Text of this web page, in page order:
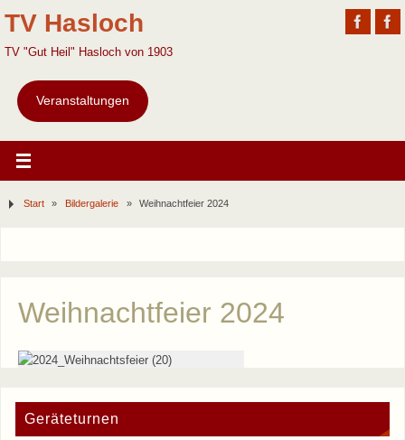
TV Hasloch
TV "Gut Heil" Hasloch von 1903
Veranstaltungen
Start » Bildergalerie » Weihnachtfeier 2024
Weihnachtfeier 2024
Geräteturnen